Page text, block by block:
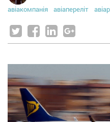
авіакомпанія
авіапереліт